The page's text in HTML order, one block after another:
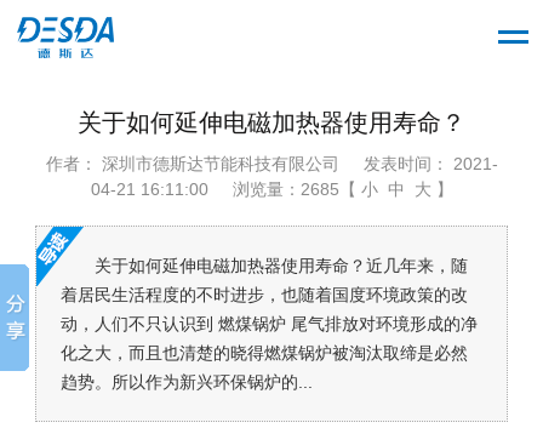
关于如何延伸电磁加热器​使用寿命？
作者： 深圳市德斯达节能科技有限公司
发表时间： 2021-
04-21 16:11:00
浏览量：2685【 小 中 大 】
关于如何延伸电磁加热器使用寿命？近几年来，随
着居民生活程度的不时进步，也随着国度环境政策的改
动，人们不只认识到 燃煤锅炉 尾气排放对环境形成的净
化之大，而且也清楚的晓得燃煤锅炉被淘汰取缔是必然
趋势。所以作为新兴环保锅炉的...